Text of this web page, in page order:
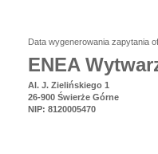
Data wygenerowania zapytania
ENEA
Al. J. Zielińskiego 1
26-900 Świerże Górne
NIP: 8120005470